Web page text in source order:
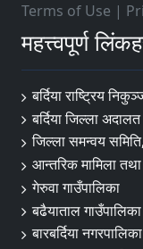
Terms of Use |
महत्त्वपूर्ण
बर्दिया राष्ट्रिय
बर्दिया जिल्ला अदालत
जिल्ला समन्वय समिति,
आन्तरिक मामिला
गेरुवा गाउँपालिका
बढैयाताल गाउँपालिका
बारबर्दिया नगरपालिका